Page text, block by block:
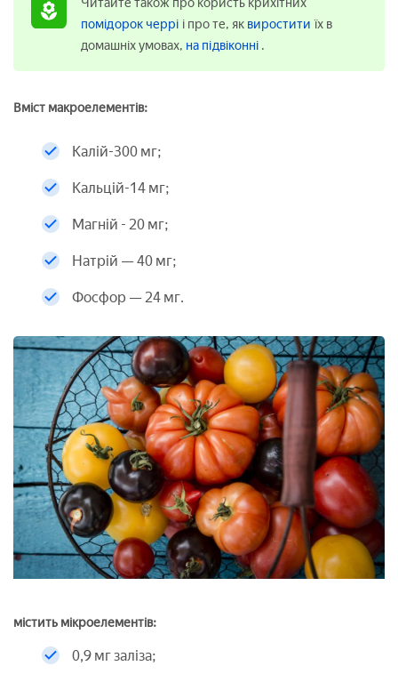
помідорок черрі і про те, як вироститиїх в
домашніх умовах, на підвіконні .
Вміст макроелементів:
Калій-300 мг;
Кальцій-14 мг;
Магній - 20 мг;
Натрій — 40 мг;
Фосфор — 24 мг.
містить мікроелементів:
0,9 мг заліза;